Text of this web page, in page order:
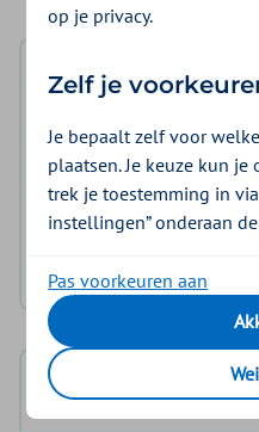
Log in met DigiD
Log in en bekijk welke
voor u gelden.
Log
Geen DigiD?Vraag aan
Basisverzekering
op je privacy.
Zelf je
Je bepaalt zelf voor
plaatsen. Je keuze kun
trek je toestemming in
instellingen” onderaan
Pas voorkeuren aan